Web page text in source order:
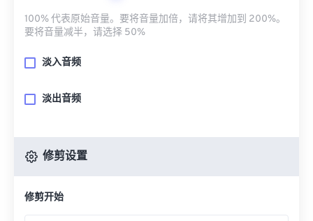
100% 代表原始音量。要将音量加倍，请将其增加到 200%。
要将音量减半，请选择 50%
淡入音频
淡出音频
修剪设置
修剪开始